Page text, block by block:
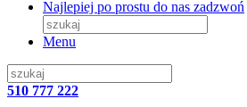
Najlepiej po prostu do nas zadzwoń
Menu
510 777 222